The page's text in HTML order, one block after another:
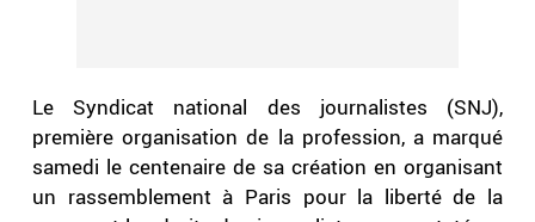
Le Syndicat national des journalistes (SNJ),
première organisation de la profession, a marqué
samedi le centenaire de sa création en organisant
un rassemblement à Paris pour la liberté de la